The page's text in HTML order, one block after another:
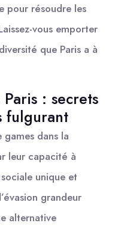
pour résoudre les
vous emporter
que Paris a à
Paris : secrets
fulgurant
games dans la
leur capacité à
unique et
grandeur
alternative